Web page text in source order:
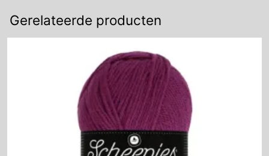
Gerelateerde producten